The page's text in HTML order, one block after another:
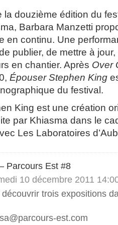
la douzième édition du
Barbara Manzetti
en continu. Une
publier, de mettre à
en chantier. Après Over
Épouser Stephen King
du festival.
King est une création
par Khiasma dans le
Les Laboratoires
Parcours Est #8
10 décembre 2011
trois expositions
est.com